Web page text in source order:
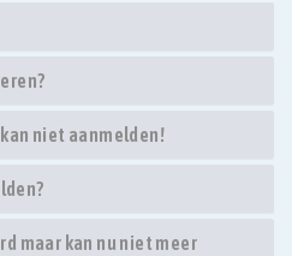
niet aanmelden!
maar kan nu niet meer